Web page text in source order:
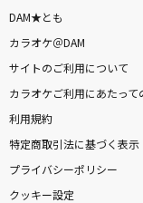
DAM★とも
カラオケ＠DAM
サイトのご利用について
カラオケご利用にあたって
利用規約
特定商取引法に基づく表示
プライバシーポリシー
クッキー設定